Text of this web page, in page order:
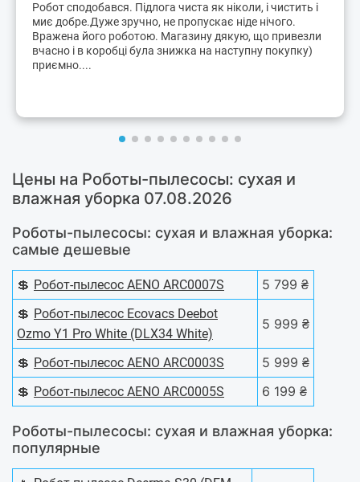
Робот сподобався. Підлога чиста як ніколи, і чистить і
миє добре.Дуже зручно, не пропускає ніде нічого.
Вражена його роботою. Магазину дякую, що привезли
вчасно і в коробці була знижка на наступну покупку)
приємно....
Цены на Роботы-пылесосы: сухая и
влажная уборка 07.08.2026
Роботы-пылесосы: сухая и влажная уборка:
самые дешевые
💲 Робот-пылесос AENO ARC0007S
5 799 ₴
💲 Робот-пылесос Ecovacs Deebot
Ozmo Y1 Pro White (DLX34 White)
5 999 ₴
💲 Робот-пылесос AENO ARC0003S
5 999 ₴
💲 Робот-пылесос AENO ARC0005S 6 199 ₴
Роботы-пылесосы: сухая и влажная уборка:
популярные